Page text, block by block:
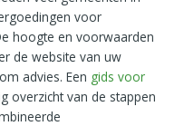
voor
hoogte en voorwaarden
de website van uw
advies. Een gids voor
overzicht van de stappen